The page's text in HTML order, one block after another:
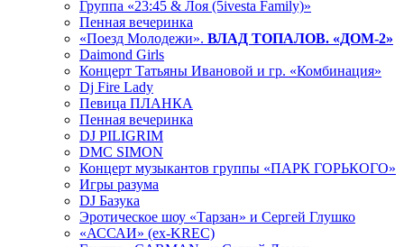
Группа «23:45 & Лоя (5ivesta Family)»
Пенная вечеринка
«Поезд Молодежи». ВЛАД ТОПАЛОВ. «ДОМ-2»
Daimond Girls
Концерт Татьяны Ивановой и гр. «Комбинация»
Dj Fire Lady
Певица ПЛАНКА
Пенная вечеринка
DJ PILIGRIM
DMC SIMON
Концерт музыкантов группы «ПАРК ГОРЬКОГО»
Игры разума
DJ Базука
Эротическое шоу «Тарзан» и Сергей Глушко
«АССАИ» (ex-KREC)